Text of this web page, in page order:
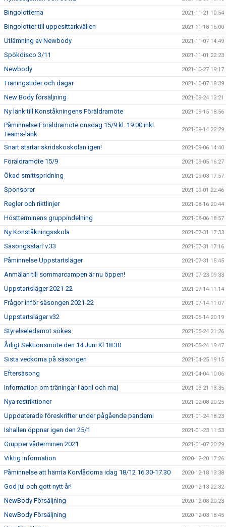
Bingolotterna 2021-11-21 10:54
Bingolotter till uppesittarkvällen 2021-11-18 16:00
Utlämning av Newbody 2021-11-07 14:49
Spökdisco 3/11 2021-11-01 22:23
Newbody 2021-10-27 19:17
Träningstider och dagar 2021-10-07 18:39
New Body försäljning 2021-09-24 13:21
Ny länk till Konståkningens Föräldramöte 2021-09-15 18:56
Påminnelse Föräldramöte onsdag 15/9 kl. 19.00 inkl.
Teams-länk
2021-09-14 22:29
Snart startar skridskoskolan igen! 2021-09-06 14:40
Föräldramöte 15/9 2021-09-05 16:27
Ökad smittspridning 2021-09-03 17:57
Sponsorer 2021-09-01 22:46
Regler och riktlinjer 2021-08-16 20:44
Höstterminens gruppindelning 2021-08-06 18:57
Ny Konståkningsskola 2021-07-31 17:33
Säsongsstart v.33 2021-07-31 17:16
Påminnelse Uppstartsläger 2021-07-31 15:45
Anmälan till sommarcampen är nu öppen! 2021-07-23 09:33
Uppstartsläger 2021-22 2021-07-14 11:14
Frågor inför säsongen 2021-22 2021-07-14 11:07
Uppstartsläger v32 2021-06-14 20:19
Styrelseledamot sökes 2021-05-24 21:26
Årligt Sektionsmöte den 14 Juni Kl 18.30 2021-05-24 19:47
Sista veckorna på säsongen 2021-04-25 19:15
Eftersäsong 2021-04-04 10:06
Information om träningar i april och maj 2021-03-21 13:35
Nya restriktioner 2021-02-08 20:25
Uppdaterade föreskrifter under pågående pandemi 2021-01-24 18:23
Ishallen öppnar igen den 25/1 2021-01-23 11:53
Grupper vårterminen 2021 2021-01-07 20:29
Viktig information 2020-12-20 17:26
Påminnelse att hämta Korvlådorna idag 18/12 16.30-17.30 2020-12-18 13:38
God jul och gott nytt år! 2020-12-13 22:32
NewBody Försäljning 2020-12-08 20:23
NewBody Försäljning 2020-12-03 18:45